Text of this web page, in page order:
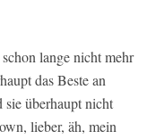
lange nicht mehr
das Beste an
sie überhaupt nicht
lieber, äh, mein